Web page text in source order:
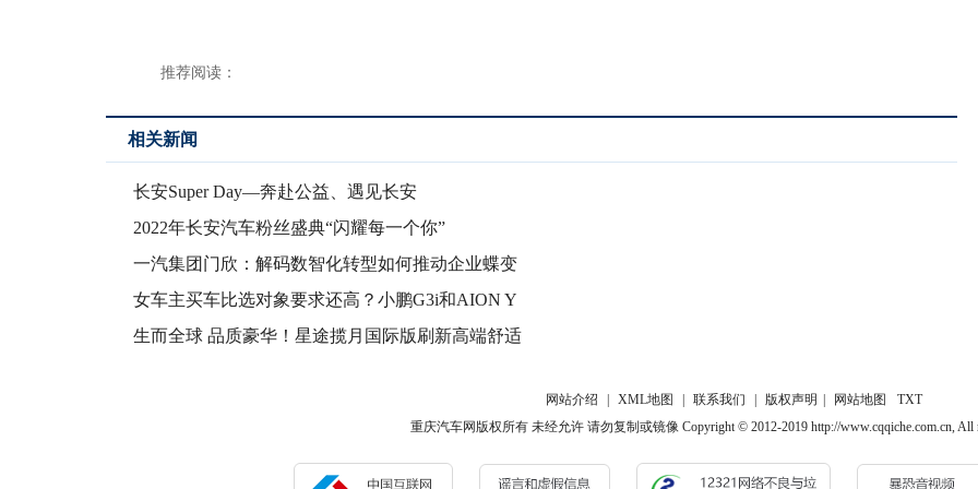
推荐阅读：
相关新闻
长安Super Day—奔赴公益、遇见长安
2022年长安汽车粉丝盛典“闪耀每一个你”
一汽集团门欣：解码数智化转型如何推动企业蝶变
女车主买车比选对象要求还高？小鹏G3i和AION Y
生而全球 品质豪华！星途揽月国际版刷新高端舒适
网站介绍 XML地图 联系我们 版权声明 网站地图
TXT
重庆汽车网版权所有 未经允许 请勿复制或镜像 Copyright © 2012-2019 http://www.cqqiche.com.cn, All